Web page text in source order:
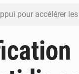
les investissements
suspect arrêté à Brazzaville